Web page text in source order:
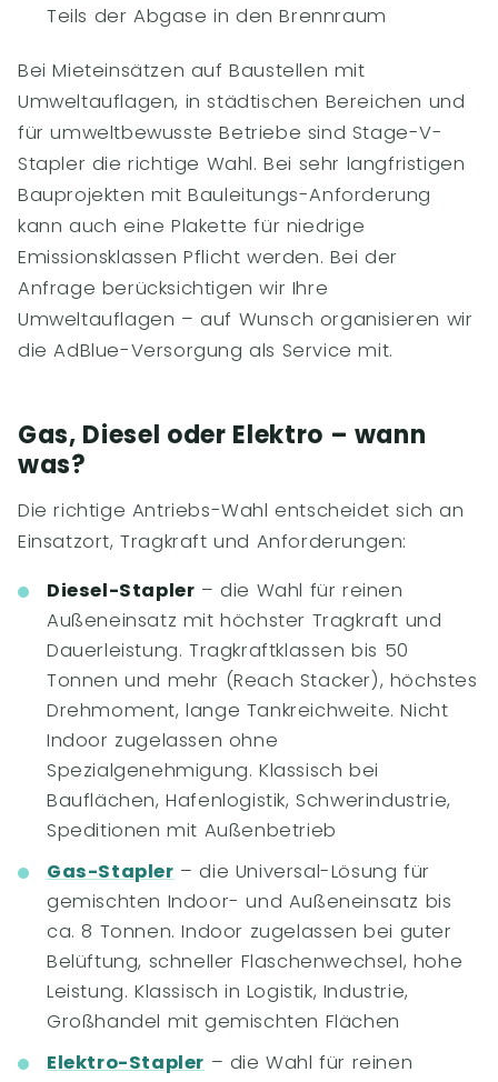
Teils der Abgase in den Brennraum
Bei Mieteinsätzen auf Baustellen mit
Umweltauflagen, in städtischen Bereichen und
für umweltbewusste Betriebe sind Stage-V-
Stapler die richtige Wahl. Bei sehr langfristigen
Bauprojekten mit Bauleitungs-Anforderung
kann auch eine Plakette für niedrige
Emissionsklassen Pflicht werden. Bei der
Anfrage berücksichtigen wir Ihre
Umweltauflagen – auf Wunsch organisieren wir
die AdBlue-Versorgung als Service mit.
Gas, Diesel oder Elektro – wann
was?
Die richtige Antriebs-Wahl entscheidet sich an
Einsatzort, Tragkraft und Anforderungen:
Diesel-Stapler – die Wahl für reinen
Außeneinsatz mit höchster Tragkraft und
Dauerleistung. Tragkraftklassen bis 50
Tonnen und mehr (Reach Stacker), höchstes
Drehmoment, lange Tankreichweite. Nicht
Indoor zugelassen ohne
Spezialgenehmigung. Klassisch bei
Bauflächen, Hafenlogistik, Schwerindustrie,
Speditionen mit Außenbetrieb
Gas-Stapler – die Universal-Lösung für
gemischten Indoor- und Außeneinsatz bis
ca. 8 Tonnen. Indoor zugelassen bei guter
Belüftung, schneller Flaschenwechsel, hohe
Leistung. Klassisch in Logistik, Industrie,
Großhandel mit gemischten Flächen
Elektro-Stapler – die Wahl für reinen